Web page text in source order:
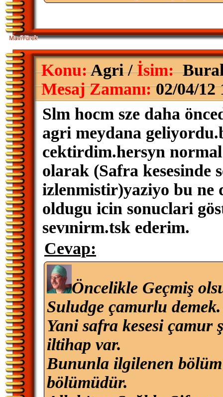
Konu:Agri /İsim:
Mesaj Zamanı:02/04/12
Slm hocm sze daha
agri meydana
cektirdim.hersyn
olarak (Safra kesesinde
izlenmistir)yaziyo bu
oldugu icin sonuclari
sevınirm.tsk ederim.
Cevap:
Öncelikle Geçmiş
Suludge çamurlu demek.
Yani safra kesesi çamur
iltihap var.
Bununla ilgilenen
bölümüdür.